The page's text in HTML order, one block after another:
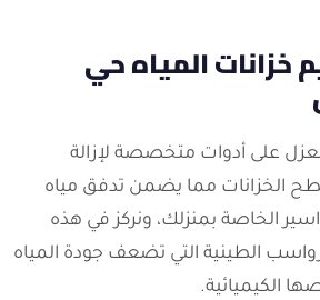
المياه حي
على أدوات متخصصة لإزالة
الخزانات مما يضمن تدفق مياه
الخاصة بمنزلك، ونركز في هذه
الطينية التي تضعف جودة المياه
الكيميائية.